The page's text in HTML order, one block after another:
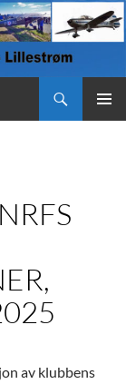
av klubbens